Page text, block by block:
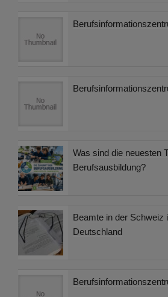
Was sind die neuesten
Berufsausbildung?
Beamte in der Schweiz
Deutschland